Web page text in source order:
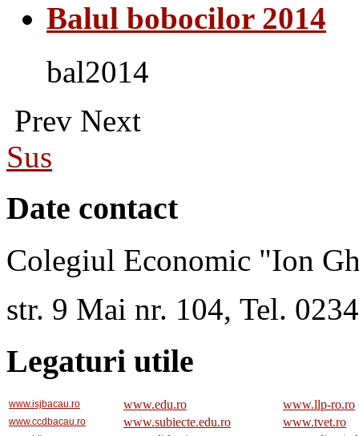
Balul bobocilor 2014
bal2014
Prev Next
Sus
Date contact
Colegiul Economic "Ion
str. 9 Mai nr. 104, Tel.
Legaturi utile
www.isjbacau.ro www.edu.ro www.llp-ro.ro
www.ccdbacau.ro www.subiecte.edu.ro www.tvet.ro